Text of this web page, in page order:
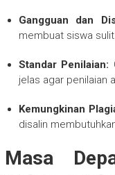
Gangguan dan
membuat siswa
Standar Penilaian:
jelas agar penilaian
Kemungkinan
disalin
Masa